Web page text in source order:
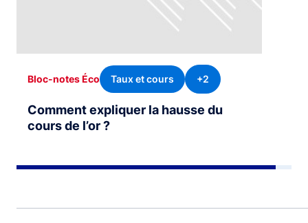
Bloc-notes Éco Taux et cours +2
Comment expliquer la hausse du
cours de l’or ?